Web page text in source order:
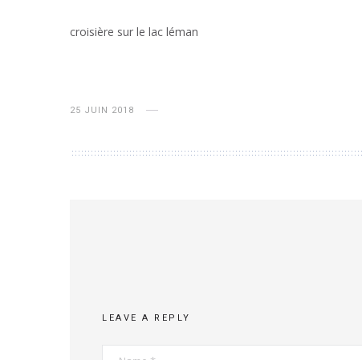
croisière sur le lac léman
25 JUIN 2018
LEAVE A REPLY